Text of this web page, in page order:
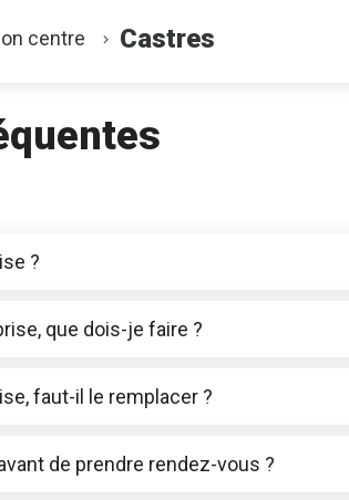
centre Castres
?
que dois-je faire ?
faut-il le remplacer ?
de prendre rendez-vous ?